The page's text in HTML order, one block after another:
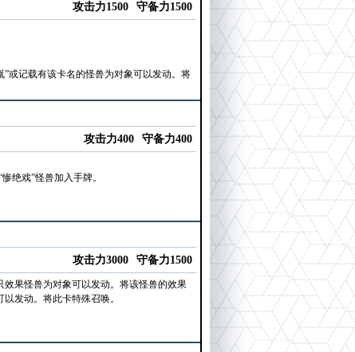
攻击力1500 守备力1500
或记载有该卡名的怪兽为对象可以发动。将
攻击力400 守备力400
绝戏”怪兽加入手牌。
攻击力3000 守备力1500
果怪兽为对象可以发动。将该怪兽的效果
发动。将此卡特殊召唤。